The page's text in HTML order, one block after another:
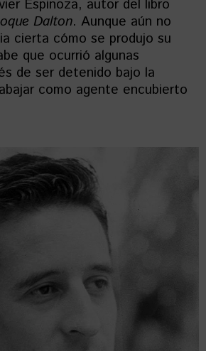
Espinoza, autor del libro
Dalton. Aunque aún no
cierta cómo se produjo su
que ocurrió algunas
de ser detenido bajo la
como agente encubierto